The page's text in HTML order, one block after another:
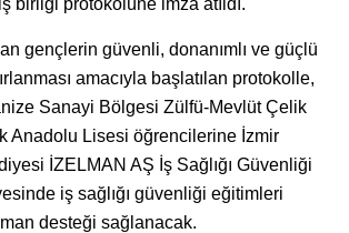
gençlerin güvenli, donanımlı ve güçlü
amacıyla başlatılan protokolle,
Sanayi Bölgesi Zülfü-Mevlüt Çelik
Anadolu Lisesi öğrencilerine İzmir
İZELMAN AŞ İş Sağlığı Güvenliği
iş sağlığı güvenliği eğitimleri
desteği sağlanacak.